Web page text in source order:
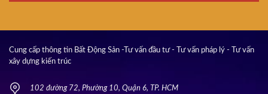
Cung cấp thông tin Bất Động Sản -Tư vấn đầu tư - Tư vấn pháp lý - Tư vấn
xây dựng kiến trúc
102 đường 72, Phường 10, Quận 6, TP. HCM